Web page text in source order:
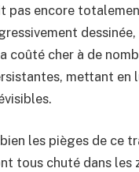
pas encore
coûté cher à de
mettant
les pièges de ce
tous chuté dans les